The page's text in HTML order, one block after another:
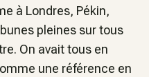
à Londres, Pékin,
pleines sur tous
On avait tous en
une référence en